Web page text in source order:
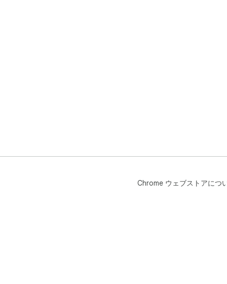
Chrome ウェブストアにつ